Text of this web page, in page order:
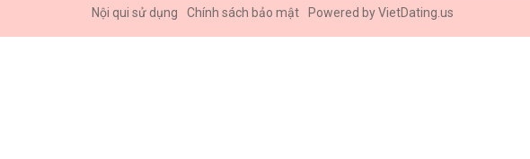
Nội qui sử dụng Chính sách bảo mật Powered byVietDating.us